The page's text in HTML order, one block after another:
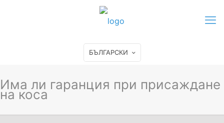
БЪЛГАРСКИ
Има ли гаранция при присаждане
на коса